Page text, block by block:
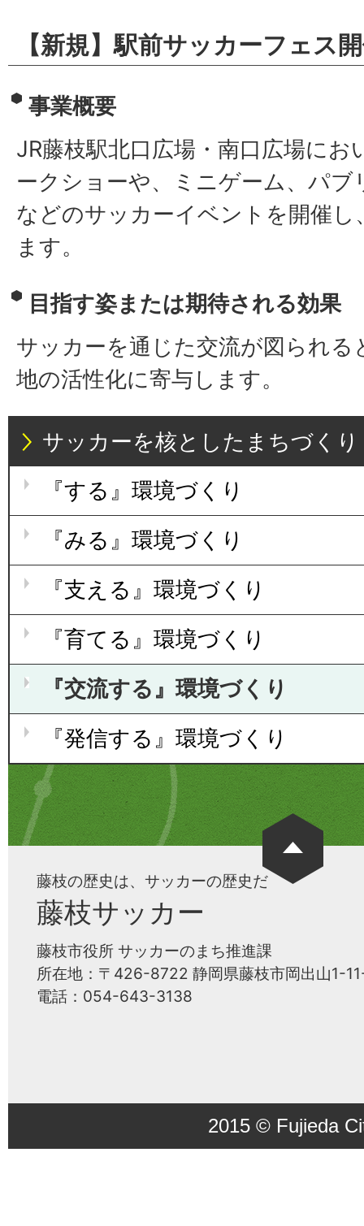
【新規】駅前サッカーフェス
事業概要
JR藤枝駅北口広場・南口広場にお
ークショーや、ミニゲーム、パ
などのサッカーイベントを開催し
ます。
目指す姿または期待される効果
サッカーを通じた交流が図られる
地の活性化に寄与します。
サッカーを核としたまちづくり
『する』環境づくり
『みる』環境づくり
『支える』環境づくり
『育てる』環境づくり
『交流する』環境づくり
『発信する』環境づくり
藤枝の歴史は、サッカーの歴史だ
藤枝サッカー
藤枝市役所 サッカーのまち推進課
所在地：〒426-8722 静岡県藤枝市岡出山1-
電話：054-643-3138
2015 © Fujieda